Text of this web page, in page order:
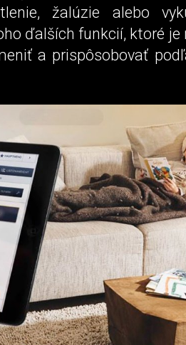
žalúzie alebo
ďalších funkcií, ktoré je
a prispôsobovať